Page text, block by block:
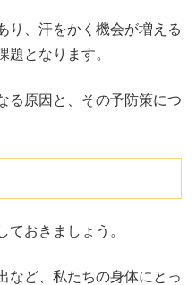
り、汗をかく機会が増える
題となります。
る原因と、その予防策につ
ておきましょう。
など、私たちの身体にとっ